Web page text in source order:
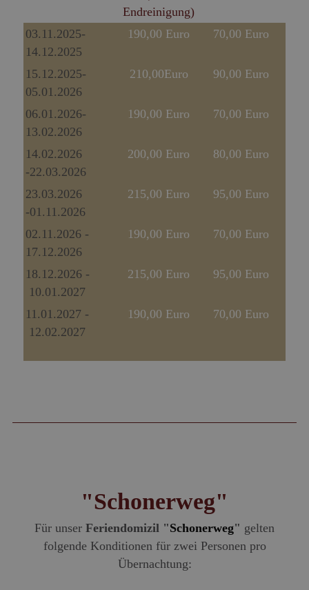
Endreinigung)
03.11.2025-
14.12.2025
190,00 Euro 70,00 Euro
15.12.2025-
05.01.2026
210,00Euro 90,00 Euro
06.01.2026-
13.02.2026
190,00 Euro 70,00 Euro
14.02.2026
-22.03.2026
200,00 Euro 80,00 Euro
23.03.2026
-01.11.2026
215,00 Euro 95,00 Euro
02.11.2026 -
17.12.2026
190,00 Euro 70,00 Euro
18.12.2026 -
10.01.2027
215,00 Euro 95,00 Euro
11.01.2027 -
12.02.2027
190,00 Euro 70,00 Euro
"Schonerweg"
Für unser Feriendomizil "Schonerweg" gelten
folgende Konditionen für zwei Personen pro
Übernachtung: